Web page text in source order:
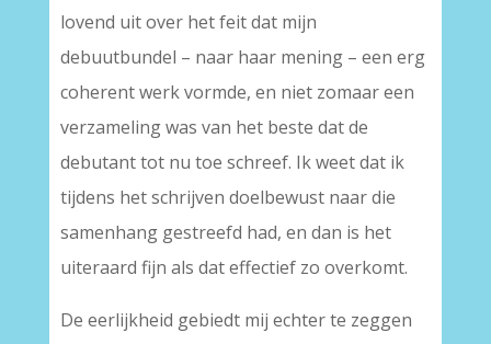
lovend uit over het feit dat mijn
debuutbundel – naar haar mening – een erg
coherent werk vormde, en niet zomaar een
verzameling was van het beste dat de
debutant tot nu toe schreef. Ik weet dat ik
tijdens het schrijven doelbewust naar die
samenhang gestreefd had, en dan is het
uiteraard fijn als dat effectief zo overkomt.
De eerlijkheid gebiedt mij echter te zeggen